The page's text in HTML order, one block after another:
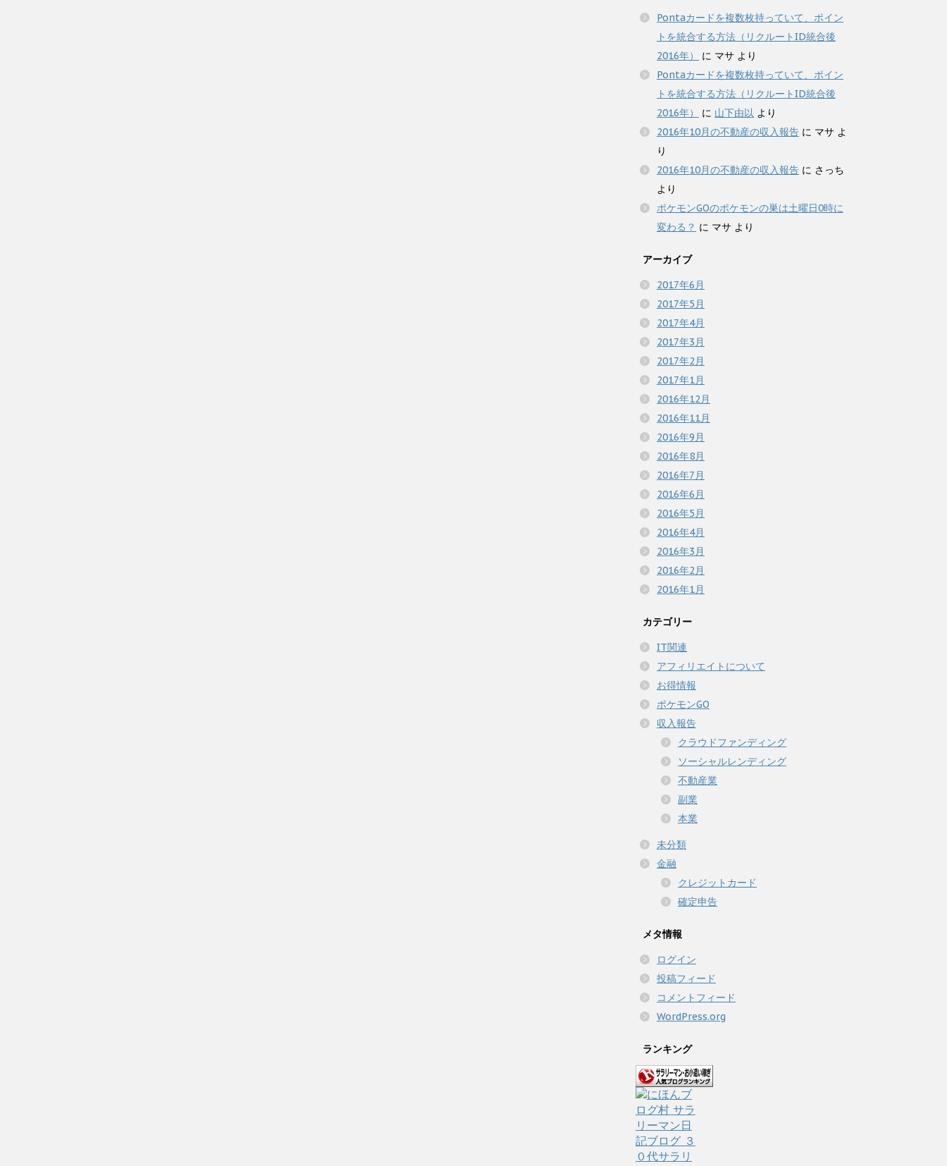
Pontaカードを複数枚持っていて、ポイン
トを統合する方法（リクルートID統合後
2016年）
に マサ より
Pontaカードを複数枚持っていて、ポイン
トを統合する方法（リクルートID統合後
2016年）
に 山下由以 より
2016年10月の不動産の収入報告 に マサ よ
り
2016年10月の不動産の収入報告 に さっち
より
ポケモンGOのポケモンの巣は土曜日0時に
変わる？ に マサ より
アーカイブ
2017年6月
2017年5月
2017年4月
2017年3月
2017年2月
2017年1月
2016年12月
2016年11月
2016年9月
2016年8月
2016年7月
2016年6月
2016年5月
2016年4月
2016年3月
2016年2月
2016年1月
カテゴリー
IT関連
アフィリエイトについて
お得情報
ポケモンGO
収入報告
クラウドファンディング
ソーシャルレンディング
不動産業
副業
本業
未分類
金融
クレジットカード
確定申告
メタ情報
ログイン
投稿フィード
コメントフィード
WordPress.org
ランキング